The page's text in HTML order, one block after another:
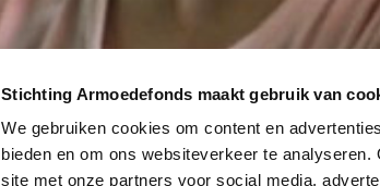
Stichting Armoedefonds maakt gebruik van
We gebruiken cookies om content en
bieden en om ons websiteverkeer te
site met onze partners voor social media,